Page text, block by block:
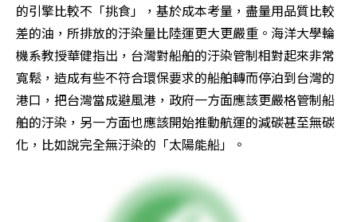
的引擎比較不「挑食」，基於成本考量，盡量用品質比較
差的油，所排放的汙染量比陸運更大更嚴重。海洋大學輪
機系教授華健指出，台灣對船舶的汙染管制相對起來非常
寬鬆，造成有些不符合環保要求的船舶轉而停泊到台灣的
港口，把台灣當成避風港，政府一方面應該更嚴格管制船
舶的汙染，另一方面也應該開始推動航運的減碳甚至無碳
化，比如說完全無汙染的「太陽能船」。